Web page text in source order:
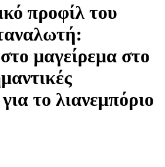
προφίλ του
μαγείρεμα στο
το λιανεμπόριο